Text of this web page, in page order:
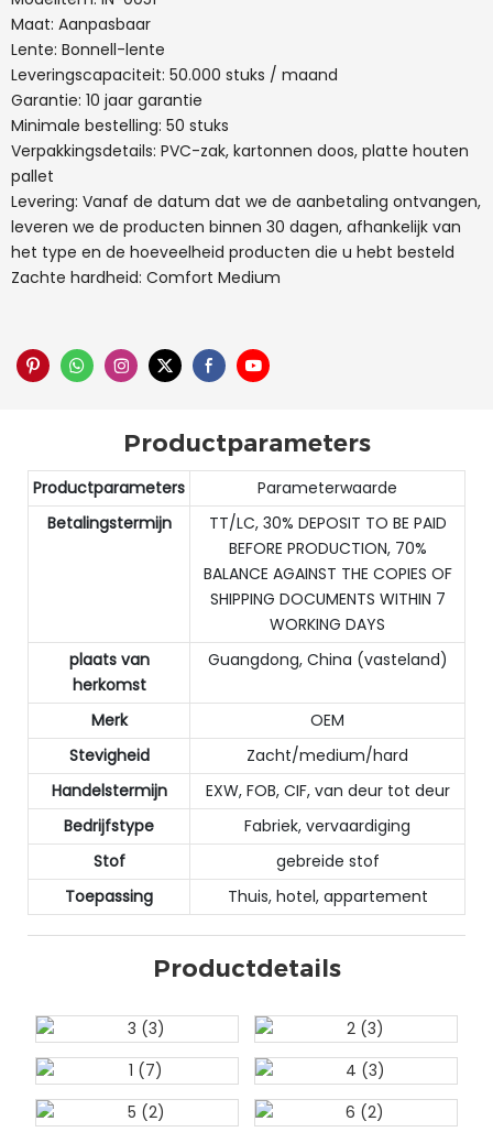
Maat: Aanpasbaar
Lente: Bonnell-lente
Leveringscapaciteit: 50.000 stuks / maand
Garantie: 10 jaar garantie
Minimale bestelling: 50 stuks
Verpakkingsdetails: PVC-zak, kartonnen doos, platte houten
pallet
Levering: Vanaf de datum dat we de aanbetaling ontvangen,
leveren we de producten binnen 30 dagen, afhankelijk van
het type en de hoeveelheid producten die u hebt besteld
Zachte hardheid: Comfort Medium
Productparameters
Productparameters
Parameterwaarde
Betalingstermijn
TT/LC, 30% DEPOSIT TO BE PAID
BEFORE PRODUCTION, 70%
BALANCE AGAINST THE COPIES OF
SHIPPING DOCUMENTS WITHIN 7
WORKING DAYS
plaats van
herkomst
Guangdong, China (vasteland)
Merk
OEM
Stevigheid
Zacht/medium/hard
Handelstermijn
EXW, FOB, CIF, van deur tot deur
Bedrijfstype
Fabriek, vervaardiging
Stof
gebreide stof
Toepassing
Thuis, hotel, appartement
Productdetails